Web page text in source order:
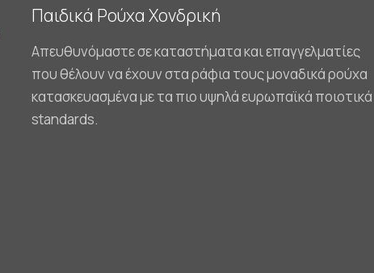
Παιδικά Ρούχα Χονδρική
Απευθυνόμαστε σε καταστήματα και επαγγελματίες
που θέλουν να έχουν στα ράφια τους μοναδικά ρούχα
κατασκευασμένα με τα πιο υψηλά ευρωπαϊκά ποιοτικά
standards.